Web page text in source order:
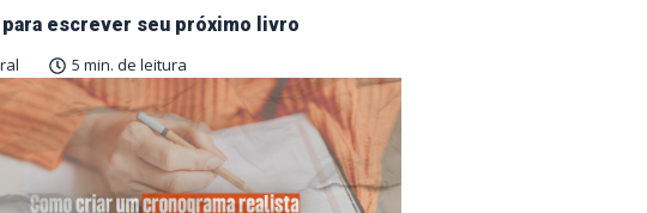
escrever seu próximo livro
5 min. de leitura